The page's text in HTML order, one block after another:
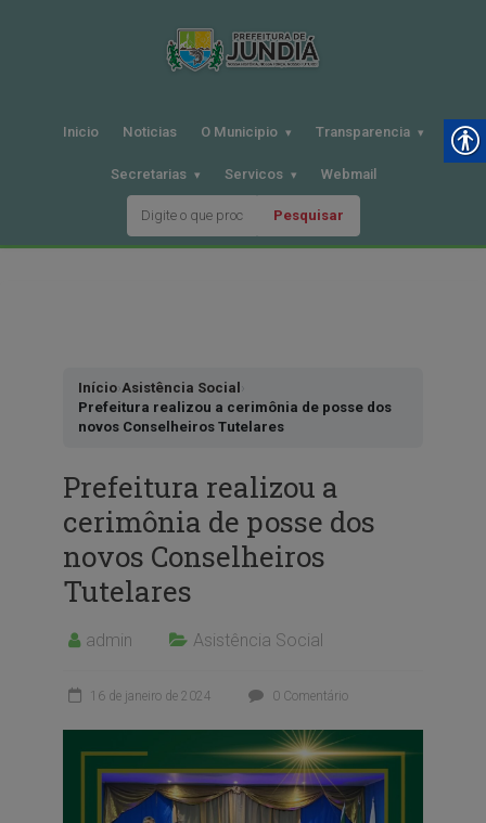
Inicio Noticias O Municipio Transparencia
Secretarias Servicos Webmail
Pesquisar
Início›Asistência Social ›
Prefeitura realizou a cerimônia de posse dos
novos Conselheiros Tutelares
Prefeitura realizou a
cerimônia de posse dos
novos Conselheiros
Tutelares
admin Asistência Social
16 de janeiro de 2024 0 Comentário